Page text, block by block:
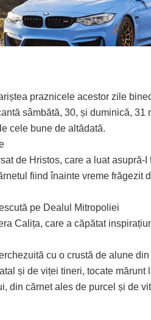
praznicele acestor zile
sâmbătă, 30, și duminică, 31
cele bune de altădată.
de Hristos, care a luat asupră-I
fiind înainte vreme frăgezit
pe Dealul Mitropoliei
Calița, care a căpătat
cu o crustă de alune
și de viței tineri, tocate mărunt
din cărnet ales de purcel și de